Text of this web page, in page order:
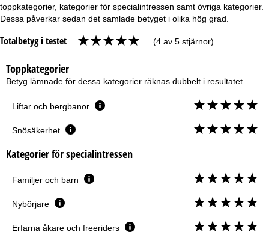
toppkategorier, kategorier för specialintressen samt övriga kategorier.
Dessa påverkar sedan det samlade betyget i olika hög grad.
Totalbetyg i testet (4 av 5 stjärnor)
Toppkategorier
Betyg lämnade för dessa kategorier räknas dubbelt i resultatet.
Liftar och bergbanor
Snösäkerhet
Kategorier för specialintressen
Familjer och barn
Nybörjare
Erfarna åkare och freeriders